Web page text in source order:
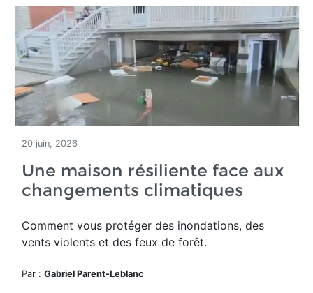
20 juin, 2026
Une maison résiliente face aux
changements climatiques
Comment vous protéger des inondations, des
vents violents et des feux de forêt.
Par : Gabriel Parent-Leblanc